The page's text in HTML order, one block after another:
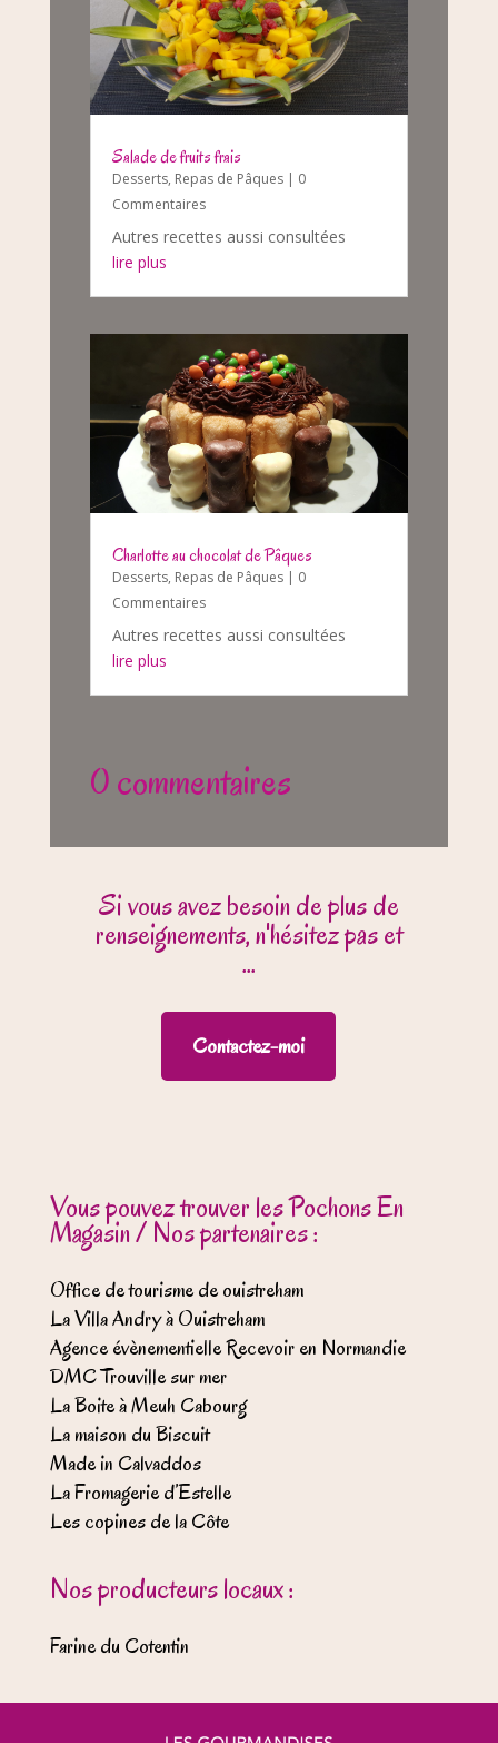
Salade de fruits frais
Desserts, Repas de Pâques| 0
Commentaires
Autres recettes aussi consultées
lire plus
Charlotte au chocolat de Pâques
Desserts, Repas de Pâques| 0
Commentaires
Autres recettes aussi consultées
lire plus
0 commentaires
Si vous avez besoin de plus de
renseignements, n'hésitez pas et
...
Contactez-moi
Vous pouvez trouver les Pochons En
Magasin / Nos partenaires :
Office de tourisme de ouistreham
La Villa Andry à Ouistreham
Agence évènementielle Recevoir en Normandie
DMC Trouville sur mer
La Boite à Meuh Cabourg
La maison du Biscuit
Made in Calvaddos
La Fromagerie d’Estelle
Les copines de la Côte
Nos producteurs locaux :
Farine du Cotentin